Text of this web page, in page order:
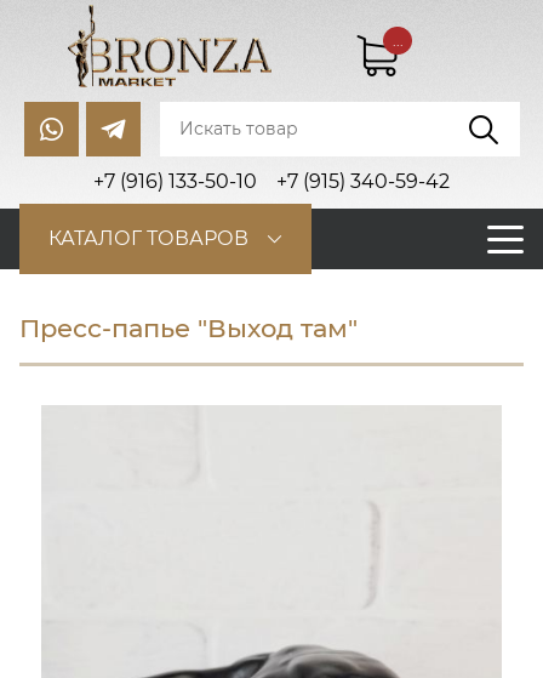
+7 (916) 133-50-10 +7 (915) 340-59-42
...
КАТАЛОГ ТОВАРОВ
Пресс-папье "Выход там"